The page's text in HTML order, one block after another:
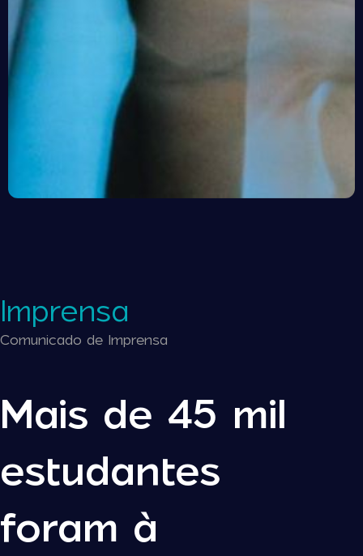
Imprensa
Comunicado de Imprensa
Mais de 45 mil
estudantes
foram à